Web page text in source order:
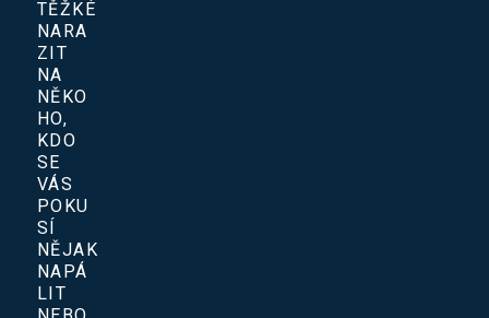
TĚŽKÉ
NARA
ZIT
NA
NĚKO
HO,
KDO
SE
VÁS
POKU
SÍ
NĚJAK
NAPÁ
LIT